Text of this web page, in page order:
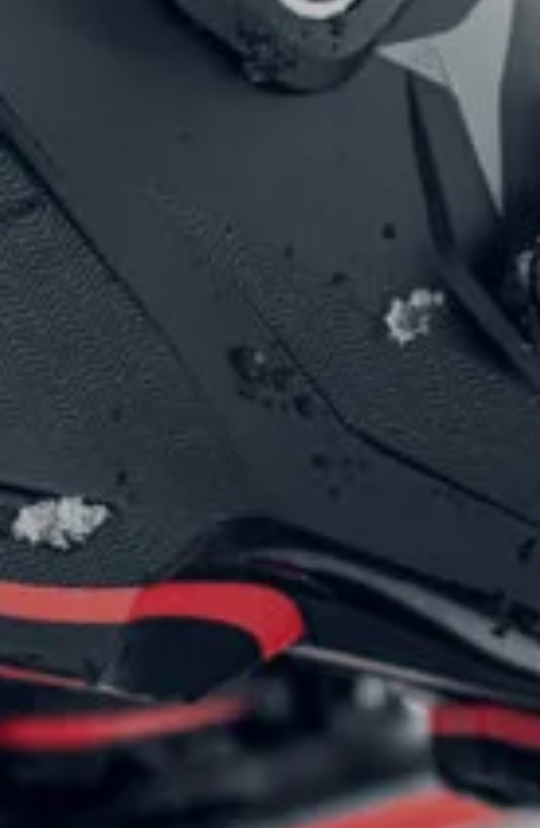
INTERSPORT Fischer ist dein
Tennisspezialist in Vorarlberg!
Sun & Water